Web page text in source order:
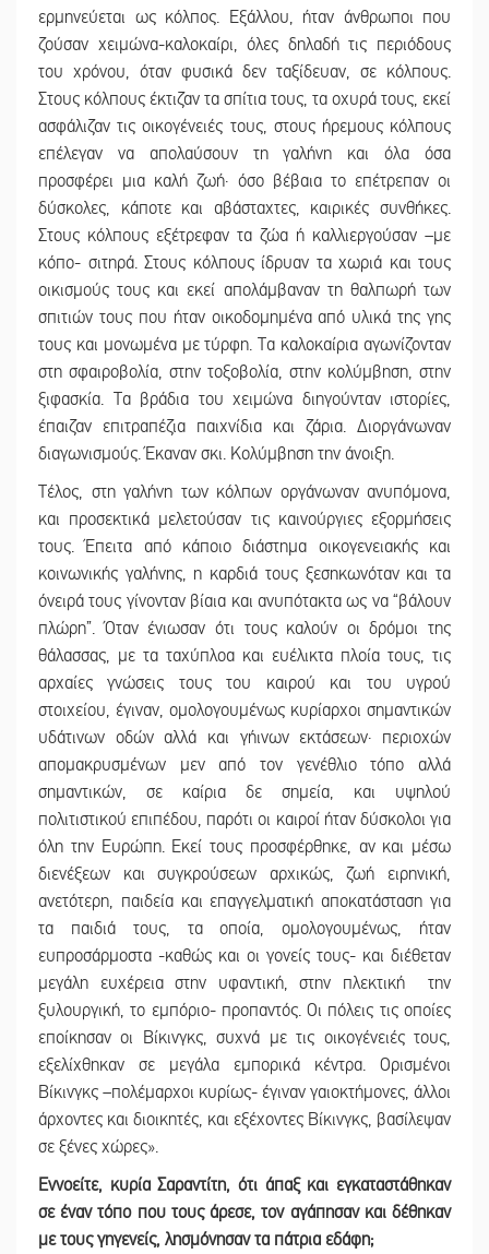
ερμηνεύεται ως κόλπος. Εξάλλου, ήταν άνθρωποι που
ζούσαν χειμώνα-καλοκαίρι, όλες δηλαδή τις περιόδους
του χρόνου, όταν φυσικά δεν ταξίδευαν, σε κόλπους.
Στους κόλπους έκτιζαν τα σπίτια τους, τα οχυρά τους, εκεί
ασφάλιζαν τις οικογένειές τους, στους ήρεμους κόλπους
επέλεγαν να απολαύσουν τη γαλήνη και όλα όσα
προσφέρει μια καλή ζωή· όσο βέβαια το επέτρεπαν οι
δύσκολες, κάποτε και αβάσταχτες, καιρικές συνθήκες.
Στους κόλπους εξέτρεφαν τα ζώα ή καλλιεργούσαν –με
κόπο- σιτηρά. Στους κόλπους ίδρυαν τα χωριά και τους
οικισμούς τους και εκεί απολάμβαναν τη θαλπωρή των
σπιτιών τους που ήταν οικοδομημένα από υλικά της γης
τους και μονωμένα με τύρφη. Τα καλοκαίρια αγωνίζονταν
στη σφαιροβολία, στην τοξοβολία, στην κολύμβηση, στην
ξιφασκία. Τα βράδια του χειμώνα διηγούνταν ιστορίες,
έπαιζαν επιτραπέζια παιχνίδια και ζάρια. Διοργάνωναν
διαγωνισμούς. Έκαναν σκι. Κολύμβηση την άνοιξη.
Τέλος, στη γαλήνη των κόλπων οργάνωναν ανυπόμονα,
και προσεκτικά μελετούσαν τις καινούργιες εξορμήσεις
τους. Έπειτα από κάποιο διάστημα οικογενειακής και
κοινωνικής γαλήνης, η καρδιά τους ξεσηκωνόταν και τα
όνειρά τους γίνονταν βίαια και ανυπότακτα ως να “βάλουν
πλώρη”. Όταν ένιωσαν ότι τους καλούν οι δρόμοι της
θάλασσας, με τα ταχύπλοα και ευέλικτα πλοία τους, τις
αρχαίες γνώσεις τους του καιρού και του υγρού
στοιχείου, έγιναν, ομολογουμένως κυρίαρχοι σημαντικών
υδάτινων οδών αλλά και γήινων εκτάσεων· περιοχών
απομακρυσμένων μεν από τον γενέθλιο τόπο αλλά
σημαντικών, σε καίρια δε σημεία, και υψηλού
πολιτιστικού επιπέδου, παρότι οι καιροί ήταν δύσκολοι για
όλη την Ευρώπη. Εκεί τους προσφέρθηκε, αν και μέσω
διενέξεων και συγκρούσεων αρχικώς, ζωή ειρηνική,
ανετότερη, παιδεία και επαγγελματική αποκατάσταση για
τα παιδιά τους, τα οποία, ομολογουμένως, ήταν
ευπροσάρμοστα -καθώς και οι γονείς τους- και διέθεταν
μεγάλη ευχέρεια στην υφαντική, στην πλεκτική την
ξυλουργική, το εμπόριο- προπαντός. Οι πόλεις τις οποίες
εποίκησαν οι Βίκινγκς, συχνά με τις οικογένειές τους,
εξελίχθηκαν σε μεγάλα εμπορικά κέντρα. Ορισμένοι
Βίκινγκς –πολέμαρχοι κυρίως- έγιναν γαιοκτήμονες, άλλοι
άρχοντες και διοικητές, και εξέχοντες Βίκινγκς, βασίλεψαν
σε ξένες χώρες».
Εννοείτε, κυρία Σαραντίτη, ότι άπαξ και εγκαταστάθηκαν
σε έναν τόπο που τους άρεσε, τον αγάπησαν και δέθηκαν
με τους γηγενείς, λησμόνησαν τα πάτρια εδάφη;